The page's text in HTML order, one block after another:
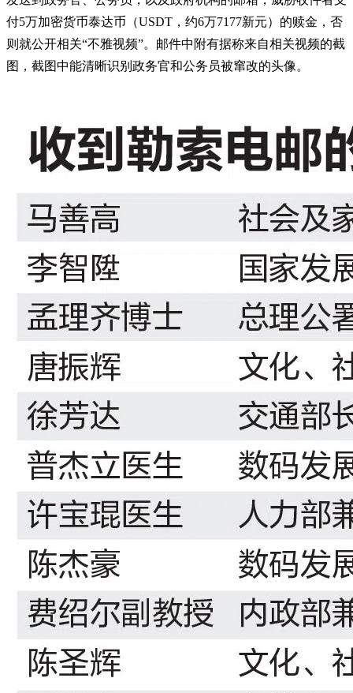
付5万加密货币泰达币（USDT，约6万7177新元）的赎金，否
则就公开相关“不雅视频”。邮件中附有据称来自相关视频的截
图，截图中能清晰识别政务官和公务员被窜改的头像。